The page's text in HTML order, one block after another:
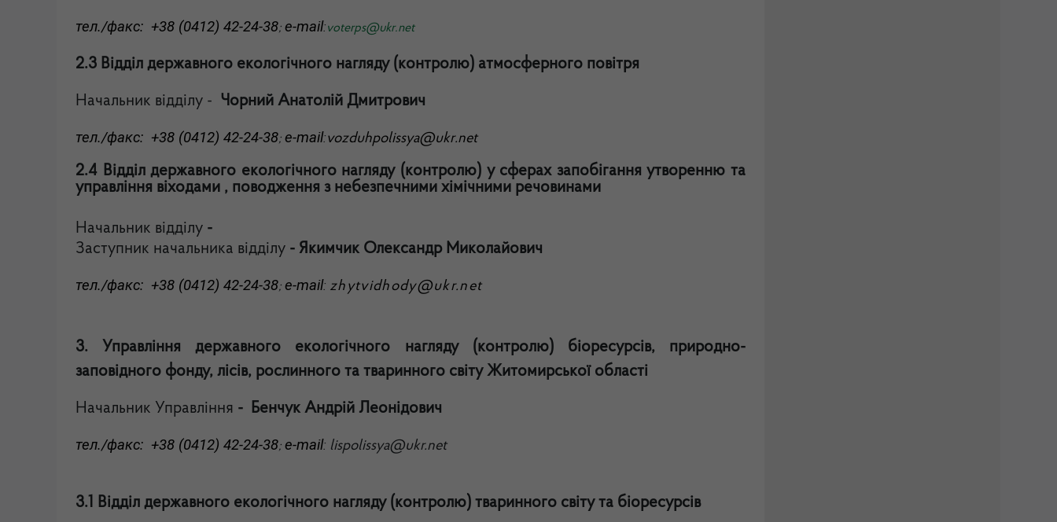
тел./факс: +38 (0412) 42-24-38; e-mail:voterps@ukr.net
2.3 Відділ державного екологічного нагляду (контролю) атмосферного повітря
Начальник відділу - Чорний Анатолій Дмитрович
тел./факс: +38 (0412) 42-24-38; e-mail:vozduhpolissya@ukr.net
2.4 Відділ державного екологічного нагляду (контролю) у сферах запобігання утворенню та
управління віходами , поводження з небезпечними хімічними речовинами
Начальник відділу -
Заступник начальника відділу - Якимчик Олександр Миколайович
тел./факс: +38 (0412) 42-24-38; e-mail: zhytvidhody@ukr.net
3. Управління державного екологічного нагляду (контролю) біоресурсів, природно-
заповідного фонду, лісів, рослинного та тваринного світу Житомирської області
Начальник Управління - Бенчук Андрій Леонідович
тел./факс: +38 (0412) 42-24-38; e-mail: lispolissya@ukr.net
3.1 Відділ державного екологічного нагляду (контролю) тваринного світу та біоресурсів